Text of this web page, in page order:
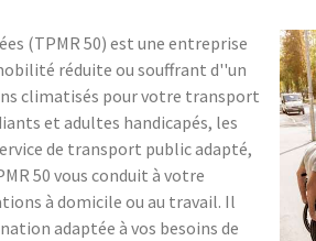
(TPMR 50) est une entreprise
réduite ou souffrant d''un
climatisés pour votre transport
et adultes handicapés, les
de transport public adapté,
50 vous conduit à votre
à domicile ou au travail. Il
adaptée à vos besoins de